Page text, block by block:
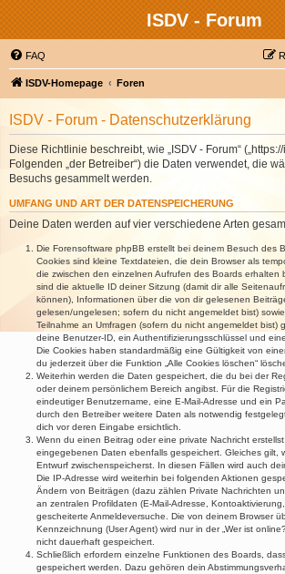
ISDV - Forum
FAQ
ISDV-Homepage Foren
ISDV - Forum - Datenschutzerklärung
Diese Richtlinie beschreibt, wie „ISDV - Forum“
Folgenden „der Betreiber“) die Daten verwendet, die
Besuchs gesammelt werden.
UMFANG UND ART DER DATENSPEICHERUNG
Deine Daten werden auf vier verschiedene Arten
Die Forensoftware phpBB erstellt bei deinem Besuch des
Cookies sind kleine Textdateien, die dein Browser als
die zwischen den einzelnen Aufrufen des Boards erhalten
sind die aktuelle ID deiner Sitzung (damit dir alle
können), Informationen über die von dir gelesenen
gelesen/ungelesen; sofern du nicht angemeldet bist)
Teilnahme an Umfragen (sofern du nicht angemeldet bist)
deine Benutzer-ID, ein Authentifizierungsschlüssel und
Die Cookies haben standardmäßig eine Gültigkeit von
du jederzeit über die Funktion „Alle Cookies löschen“
Weiterhin werden die Daten gespeichert, die du bei der
oder deinem persönlichem Bereich angibst. Für die
eindeutiger Benutzername, eine E-Mail-Adresse und ein
durch den Betreiber weitere Daten als notwendig
dich vor deren Eingabe ersichtlich.
Wenn du einen Beitrag oder eine private Nachricht
eingegebenen Daten ebenfalls gespeichert. Gleiches gilt,
Entwurf zwischenspeicherst. In diesen Fällen wird auch
Die IP-Adresse wird weiterhin bei folgenden Aktionen
Ändern von Beiträgen (dazu zählen Private Nachrichten
an zentralen Profildaten (E-Mail-Adresse,
gescheiterte Anmeldeversuche. Die von deinem Browser
Kennzeichnung (User Agent) wird nur in der „Wer ist
nicht dauerhaft gespeichert.
Schließlich erfordern einzelne Funktionen des Boards,
gespeichert werden. Dazu gehören dein